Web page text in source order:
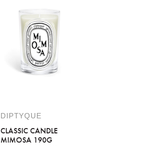
DIPTYQUE
CLASSIC CANDLE
MIMOSA 190G